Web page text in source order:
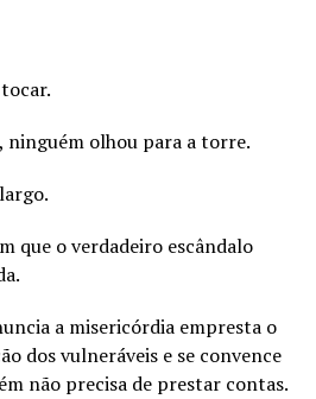
ninguém olhou para a torre.
que o verdadeiro escândalo
a misericórdia empresta o
dos vulneráveis e se convence
não precisa de prestar contas.